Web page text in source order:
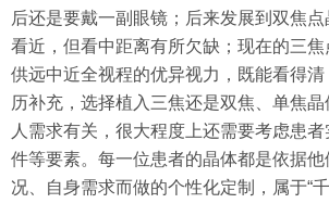
后还是要戴一副眼镜；后来发展到双焦
看近，但看中距离有所欠缺；现在的三
供远中近全视程的优异视力，既能看得清
历补充，选择植入三焦还是双焦、单焦
人需求有关，很大程度上还需要考虑患
件等要素。每一位患者的晶体都是依据
况、自身需求而做的个性化定制，属于“千